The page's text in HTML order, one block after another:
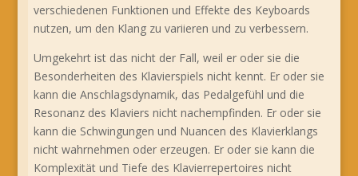
verschiedenen Funktionen und Effekte des Keyboards
nutzen, um den Klang zu variieren und zu verbessern.
Umgekehrt ist das nicht der Fall, weil er oder sie die
Besonderheiten des Klavierspiels nicht kennt. Er oder sie
kann die Anschlagsdynamik, das Pedalgefühl und die
Resonanz des Klaviers nicht nachempfinden. Er oder sie
kann die Schwingungen und Nuancen des Klavierklangs
nicht wahrnehmen oder erzeugen. Er oder sie kann die
Komplexität und Tiefe des Klavierrepertoires nicht